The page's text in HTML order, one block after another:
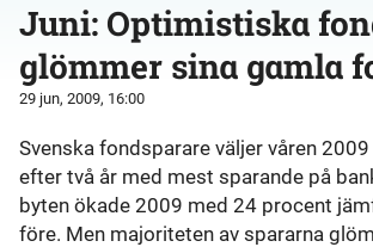
Juni: Optimistiska
glömmer sina gamla
29 jun, 2009, 16:00
Svenska fondsparare väljer våren
efter två år med mest sparande på
byten ökade 2009 med 24 procent
före. Men majoriteten av spararna